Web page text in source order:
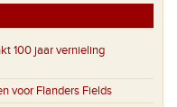
100 jaar vernieling
voor Flanders Fields